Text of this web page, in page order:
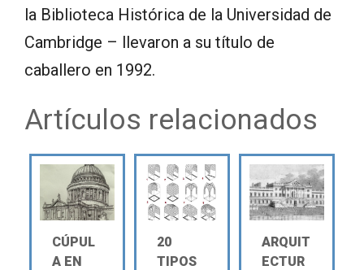
la Biblioteca Histórica de la Universidad de
Cambridge – llevaron a su título de
caballero en 1992.
Artículos relacionados
CÚPUL
A EN
20
TIPOS
ARQUIT
ECTUR